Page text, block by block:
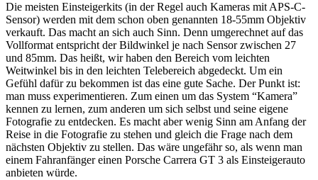
Die meisten Einsteigerkits (in der Regel auch Kameras mit APS-C-
Sensor) werden mit dem schon oben genannten 18-55mm Objektiv
verkauft. Das macht an sich auch Sinn. Denn umgerechnet auf das
Vollformat entspricht der Bildwinkel je nach Sensor zwischen 27
und 85mm. Das heißt, wir haben den Bereich vom leichten
Weitwinkel bis in den leichten Telebereich abgedeckt. Um ein
Gefühl dafür zu bekommen ist das eine gute Sache. Der Punkt ist:
man muss experimentieren. Zum einen um das System “Kamera”
kennen zu lernen, zum anderen um sich selbst und seine eigene
Fotografie zu entdecken. Es macht aber wenig Sinn am Anfang der
Reise in die Fotografie zu stehen und gleich die Frage nach dem
nächsten Objektiv zu stellen. Das wäre ungefähr so, als wenn man
einem Fahranfänger einen Porsche Carrera GT 3 als Einsteigerauto
anbieten würde.